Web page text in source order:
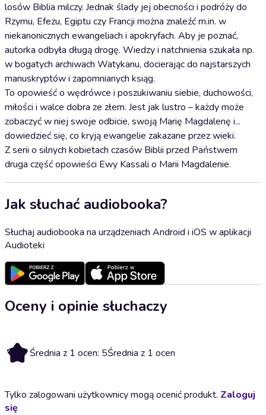
losów Biblia milczy. Jednak ślady jej obecności i podróży do
Rzymu, Efezu, Egiptu czy Francji można znaleźć m.in. w
niekanonicznych ewangeliach i apokryfach. Aby je poznać,
autorka odbyła długą drogę. Wiedzy i natchnienia szukała np.
w bogatych archiwach Watykanu, docierając do najstarszych
manuskryptów i zapomnianych ksiąg.
To opowieść o wędrówce i poszukiwaniu siebie, duchowości,
miłości i walce dobra ze złem. Jest jak lustro – każdy może
zobaczyć w niej swoje odbicie, swoją Marię Magdalenę i...
dowiedzieć się, co kryją ewangelie zakazane przez wieki.
Z serii o silnych kobietach czasów Biblii przed Państwem
druga część opowieści Ewy Kassali o Marii Magdalenie.
Jak słuchać audiobooka?
Słuchaj audiobooka na urządzeniach Android i iOS w aplikacji
Audioteki
Oceny i opinie słuchaczy
5 Średnia z 1 ocen: 5Średnia z 1 ocen
Tylko zalogowani użytkownicy mogą ocenić produkt. Zaloguj
się